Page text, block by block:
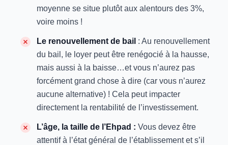
moyenne se situe plutôt aux alentours des 3%,
voire moins !
Le renouvellement de bail : Au renouvellement
du bail, le loyer peut être renégocié à la hausse,
mais aussi à la baisse…et vous n’aurez pas
forcément grand chose à dire (car vous n’aurez
aucune alternative) ! Cela peut impacter
directement la rentabilité de l’investissement.
L’âge, la taille de l’Ehpad : Vous devez être
attentif à l’état général de l’établissement et s’il